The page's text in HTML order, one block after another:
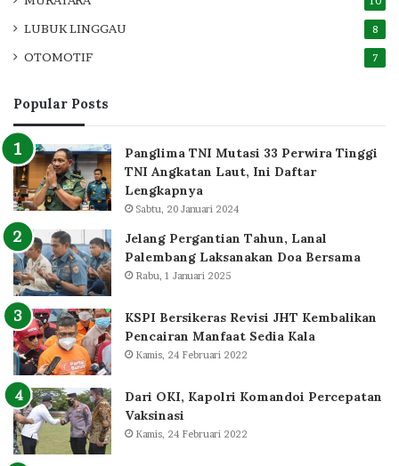
LUBUK LINGGAU 8
OTOMOTIF 7
Popular Posts
Panglima TNI Mutasi 33 Perwira Tinggi
TNI Angkatan Laut, Ini Daftar
Lengkapnya
Sabtu, 20 Januari 2024
Jelang Pergantian Tahun, Lanal
Palembang Laksanakan Doa Bersama
Rabu, 1 Januari 2025
KSPI Bersikeras Revisi JHT Kembalikan
Pencairan Manfaat Sedia Kala
Kamis, 24 Februari 2022
Dari OKI, Kapolri Komandoi Percepatan
Vaksinasi
Kamis, 24 Februari 2022